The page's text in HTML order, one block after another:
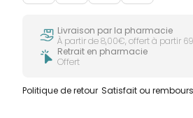
Livraison par la pharmacie
À partir de 8,00€, offert à partir
Retrait en pharmacie
Offert
Politique de retour Satisfait ou